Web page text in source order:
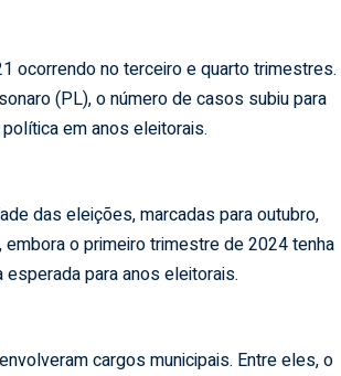
ocorrendo no terceiro e quarto trimestres.
(PL), o número de casos subiu para
em anos eleitorais.
das eleições, marcadas para outubro,
o primeiro trimestre de 2024 tenha
para anos eleitorais.
cargos municipais. Entre eles, o